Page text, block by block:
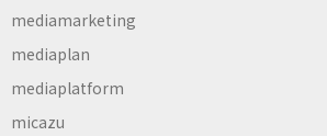
mediamarketing
mediaplan
mediaplatform
micazu